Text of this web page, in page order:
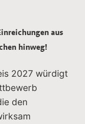
aus
hinweg!
2027 würdigt
den